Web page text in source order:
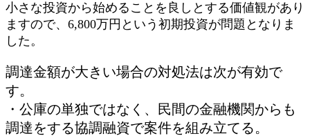
小さな投資から始めることを良しとする価値観があり
ますので、6,800万円という初期投資が問題となりま
した。
調達金額が大きい場合の対処法は次が有効で
す。
・公庫の単独ではなく、民間の金融機関からも
調達をする協調融資で案件を組み立てる。